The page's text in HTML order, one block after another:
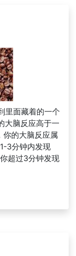
里面藏着的一个
大脑反应高于一
你的大脑反应属
3分钟内发现
超过3分钟发现